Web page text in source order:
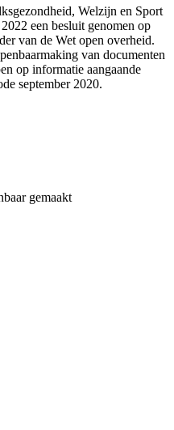
Welzijn en Sport
een besluit genomen op
van de Wet open overheid.
van documenten
op informatie aangaande
september 2020.
gemaakt